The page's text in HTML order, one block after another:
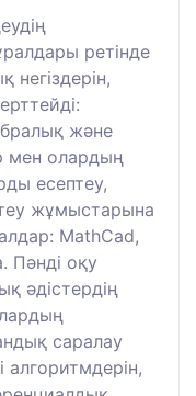
ретінде
негіздерін,
және
мен олардың
есептеу,
жұмыстарына
MathCad,
Пәнді оқу
әдістердің
саралау
алгоритмдерін,